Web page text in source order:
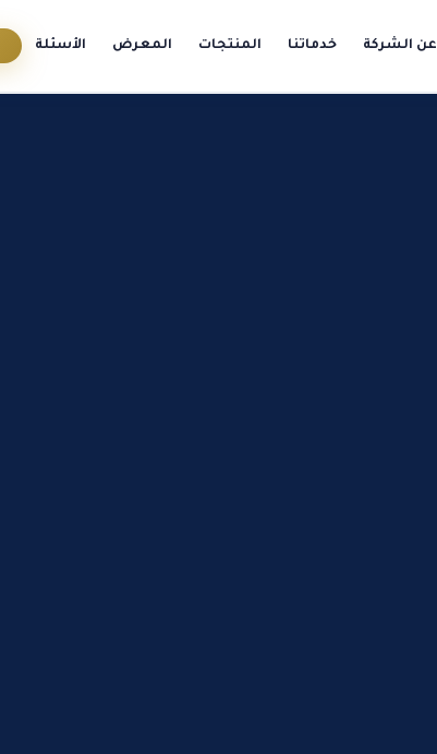
عن الشركة خدماتنا المنتجات المعرض الأسئلة